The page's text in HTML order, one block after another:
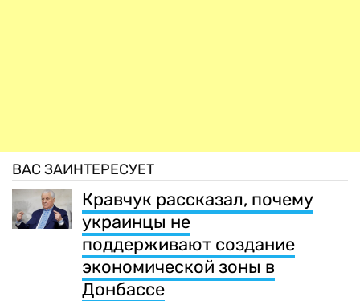
ВАС ЗАИНТЕРЕСУЕТ
Кравчук рассказал, почему
украинцы не
поддерживают создание
экономической зоны в
Донбассе